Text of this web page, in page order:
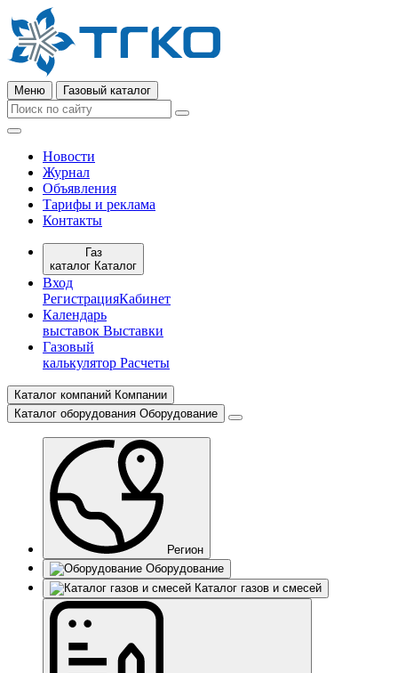
Меню Газовый каталог
Новости
Журнал
Объявления
Тарифы и реклама
Контакты
Газ
каталог Каталог
Вход
РегистрацияКабинет
Календарь
выставок Выставки
Газовый
калькулятор Расчеты
Каталог компаний Компании
Каталог оборудования Оборудование
Регион
Оборудование
Каталог газов и смесей